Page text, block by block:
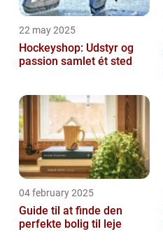
22 may 2025
Hockeyshop: Udstyr og
passion samlet ét sted
04 february 2025
Guide til at finde den
perfekte bolig til leje